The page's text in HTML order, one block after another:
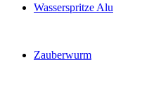
Wasserspritze Alu
Zauberwurm